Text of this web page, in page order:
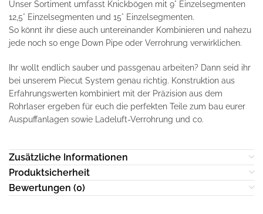
Unser Sortiment umfasst Knickbögen mit 9° Einzelsegmenten
12,5° Einzelsegmenten und 15° Einzelsegmenten.
So könnt ihr diese auch untereinander Kombinieren und nahezu
jede noch so enge Down Pipe oder Verrohrung verwirklichen.
Ihr wollt endlich sauber und passgenau arbeiten? Dann seid ihr
bei unserem Piecut System genau richtig. Konstruktion aus
Erfahrungswerten kombiniert mit der Präzision aus dem
Rohrlaser ergeben für euch die perfekten Teile zum bau eurer
Auspuffanlagen sowie Ladeluft-Verrohrung und co.
Zusätzliche Informationen
Produktsicherheit
Bewertungen (0)